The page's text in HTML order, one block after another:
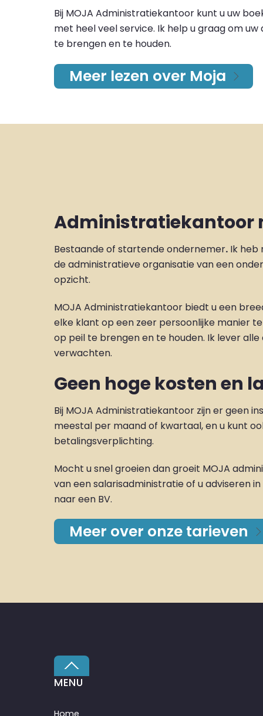
Bij MOJA Administratiekantoor kunt u uw
met heel veel service. Ik help u graag om
te brengen en te houden.
Meer lezen over Moja
Administratiekantoor
Bestaande of startende ondernemer. Ik heb
de administratieve organisatie van een
opzicht.
MOJA Administratiekantoor biedt u een
elke klant op een zeer persoonlijke manier
op peil te brengen en te houden. Ik lever
verwachten.
Geen hoge kosten en
Bij MOJA Administratiekantoor zijn er geen
meestal per maand of kwartaal, en u kunt
betalingsverplichting.
Mocht u snel groeien dan groeit MOJA
van een salarisadministratie of u adviseren
naar een BV.
Meer over onze tarieven
Back
To
Top
MENU